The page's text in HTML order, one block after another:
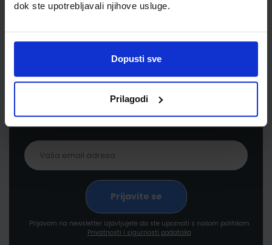
dok ste upotrebljavali njihove usluge.
Dopusti sve
Prilagodi
Newsletter prijava
Prijavite se kako bi primali informacije o novim
proizvodima i uslugama, akcijama i drugim
pogodnostima
Prijavom na newsletter izjavljujete da ste upoznati s našom politikom
Privatnosti i sigurnosti podataka